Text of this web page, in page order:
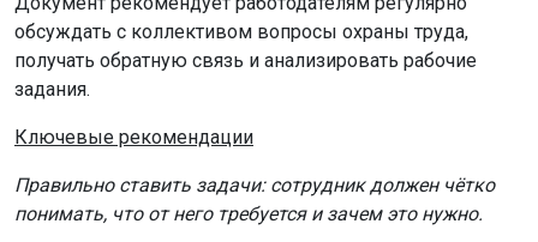
обсуждать с коллективом вопросы охраны труда,
получать обратную связь и анализировать рабочие
задания.
Ключевые рекомендации
Правильно ставить задачи: сотрудник должен чётко
понимать, что от него требуется и зачем это нужно.